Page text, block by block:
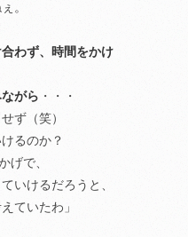
。
わず、時間をかけ
がら ・・・
ず（笑）
るのか？
げで、
いけるだろうと、
ていたわ」